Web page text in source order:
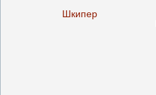
Шкипер